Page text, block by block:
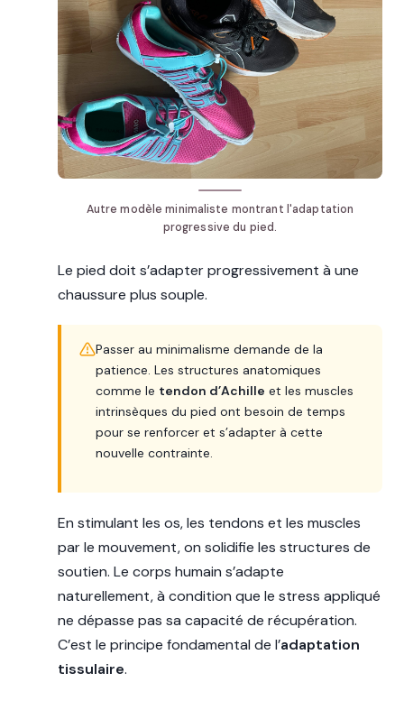
Autre modèle minimaliste montrant l'adaptation
progressive du pied.
Le pied doit s’adapter progressivement à une
chaussure plus souple.
Passer au minimalisme demande de la
patience. Les structures anatomiques
comme le tendon d’Achille et les muscles
intrinsèques du pied ont besoin de temps
pour se renforcer et s’adapter à cette
nouvelle contrainte.
En stimulant les os, les tendons et les muscles
par le mouvement, on solidifie les structures de
soutien. Le corps humain s’adapte
naturellement, à condition que le stress appliqué
ne dépasse pas sa capacité de récupération.
C’est le principe fondamental de l’adaptation
tissulaire.